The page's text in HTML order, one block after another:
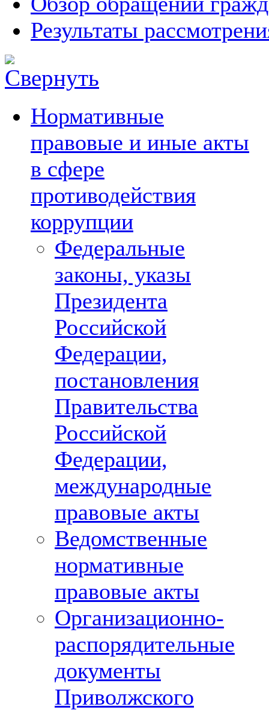
Результаты
Нормативные
правовые и иные акты
в сфере
противодействия
коррупции
Федеральные
законы, указы
Президента
Российской
Федерации,
постановления
Правительства
Российской
Федерации,
международные
правовые акты
Ведомственные
нормативные
правовые акты
Организационно-
распорядительные
документы
Приволжского